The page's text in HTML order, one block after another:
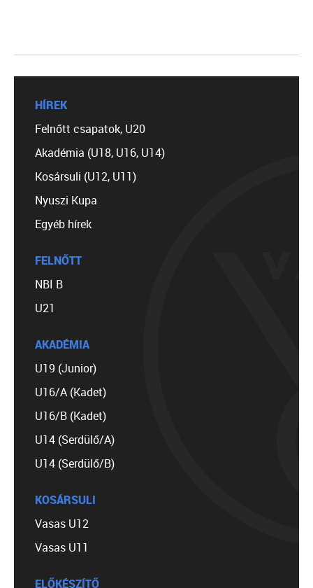
HÍREK
Felnőtt csapatok, U20
Akadémia (U18, U16, U14)
Kosársuli (U12, U11)
Nyuszi Kupa
Egyéb hírek
FELNŐTT
NBI B
U21
AKADÉMIA
U19 (Junior)
U16/A (Kadet)
U16/B (Kadet)
U14 (Serdülő/A)
U14 (Serdülő/B)
KOSÁRSULI
Vasas U12
Vasas U11
ELŐKÉSZÍTŐ